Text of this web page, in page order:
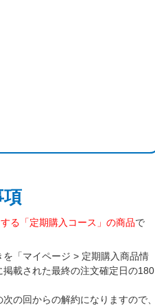
る「定期購入コース」の商品で
「マイページ > 定期購入商品情
載された最終の注文確定日の180
の回からの解約になりますので、